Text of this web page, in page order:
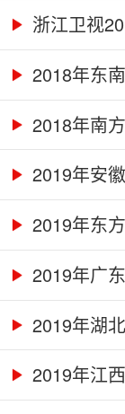
浙江卫视
2018年东
2018年南
2019年安
2019年东
2019年广
2019年湖
2019年江